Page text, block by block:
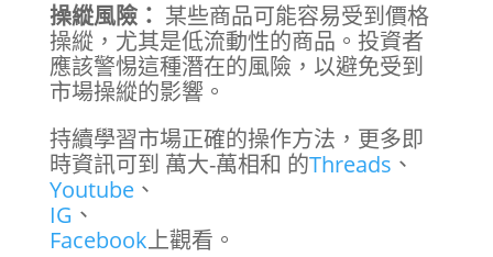
操縱風險： 某些商品可能容易受到價格
操縱，尤其是低流動性的商品。投資者
應該警惕這種潛在的風險，以避免受到
市場操縱的影響。
持續學習市場正確的操作方法，更多即
時資訊可到 萬大-萬相和 的Threads 、
Youtube、
IG 、
Facebook上觀看。